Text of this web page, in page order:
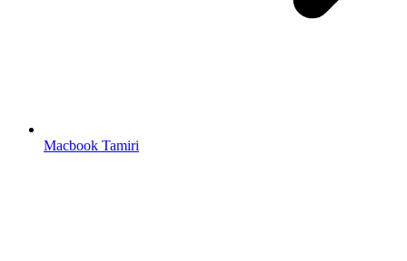
Macbook Tamiri